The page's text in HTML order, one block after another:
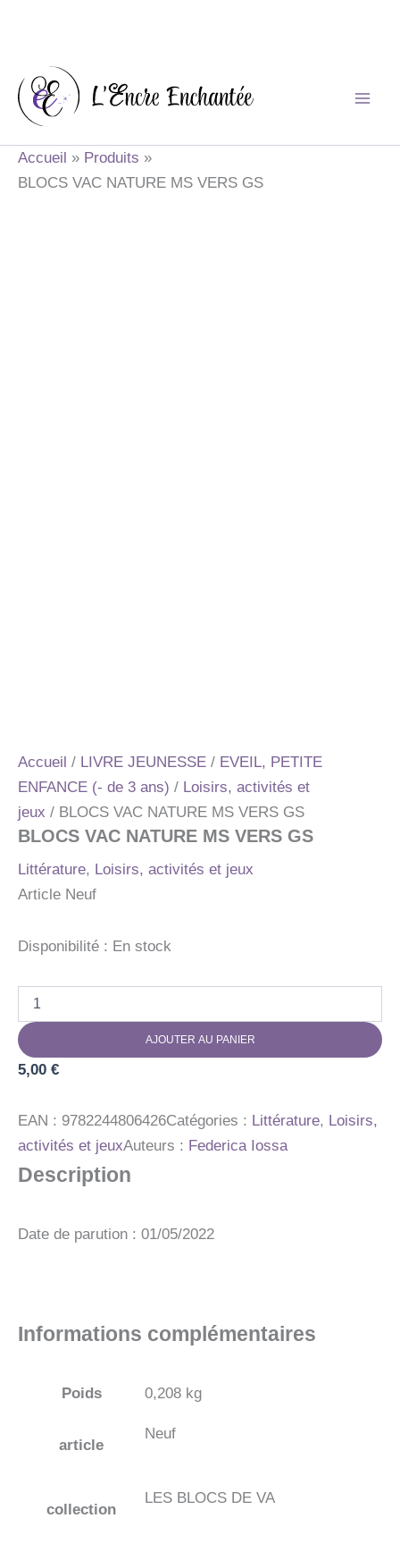
contenu
Accueil
Produits
BLOCS VAC NATURE MS VERS GS
Accueil / LIVRE JEUNESSE / EVEIL, PETITE
ENFANCE (- de 3 ans) / Loisirs, activités et
jeux / BLOCS VAC NATURE MS VERS GS
BLOCS VAC NATURE MS VERS GS
Littérature, Loisirs, activités et jeux
Article Neuf
Disponibilité : En stock
BLOCS
VAC
NATURE
GS
AJOUTER AU PANIER
5,00 €
EAN : 9782244806426Catégories : Littérature, Loisirs,
activités et jeuxAuteurs : Federica Iossa
Description
Date de parution : 01/05/2022
Informations complémentaires
Poids 0,208 kg
article
Neuf
collection
LES BLOCS DE VA